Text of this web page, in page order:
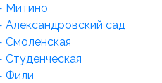
Митино
сад
Смоленская
Фили